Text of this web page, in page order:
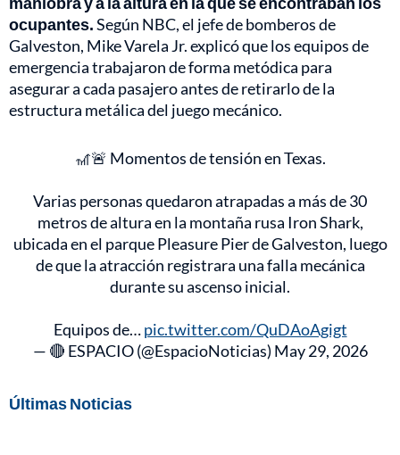
ocupantes.Según NBC, el jefe de bomberos de
Galveston, Mike Varela Jr. explicó que los equipos de
emergencia trabajaron de forma metódica para
asegurar a cada pasajero antes de retirarlo de la
estructura metálica del juego mecánico.
🎢🚨 Momentos de tensión en Texas.
Varias personas quedaron atrapadas a más de 30
metros de altura en la montaña rusa Iron Shark,
ubicada en el parque Pleasure Pier de Galveston, luego
de que la atracción registrara una falla mecánica
durante su ascenso inicial.
Equipos de…pic.twitter.com/QuDAoAgigt
— 🔴 ESPACIO (@EspacioNoticias) May 29, 2026
Últimas Noticias